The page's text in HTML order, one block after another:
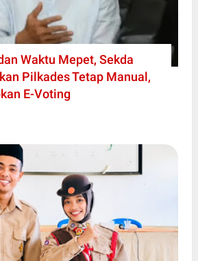
Waktu Mepet, Sekda
Pilkades Tetap Manual,
E-Voting